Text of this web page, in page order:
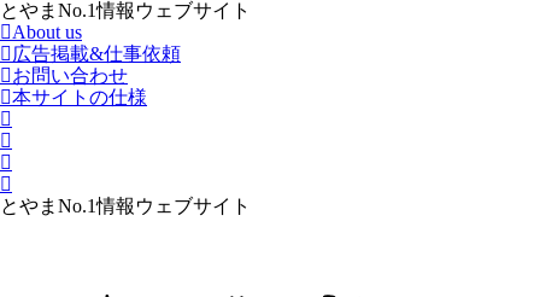
とやまNo.1情報ウェブサイト
About us
広告掲載&仕事依頼
お問い合わせ
本サイトの仕様
とやまNo.1情報ウェブサイト